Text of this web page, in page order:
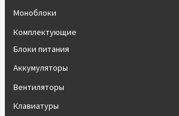
Моноблоки
Комплектующие
Блоки питания
Аккумуляторы
Вентиляторы
Клавиатуры